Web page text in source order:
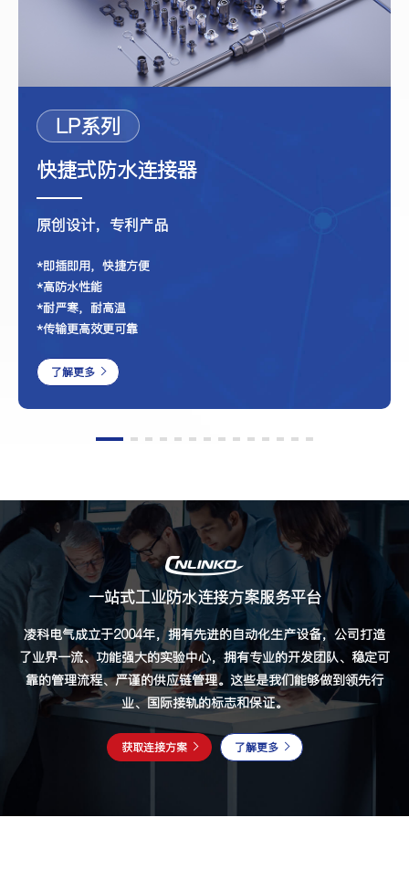
LP系列
快捷式防水连接器
原创设计，专利产品
*即插即用，快捷方便
*高防水性能
*耐严寒，耐高温
*传输更高效更可靠
了解更多
一站式工业防水连接方案服务平台
凌科电气成立于2004年，拥有先进的自动化生产设备，公司打造
了业界一流、功能强大的实验中心，拥有专业的开发团队、稳定可
靠的管理流程、严谨的供应链管理。这些是我们能够做到领先行
业、国际接轨的标志和保证。
获取连接方案 了解更多